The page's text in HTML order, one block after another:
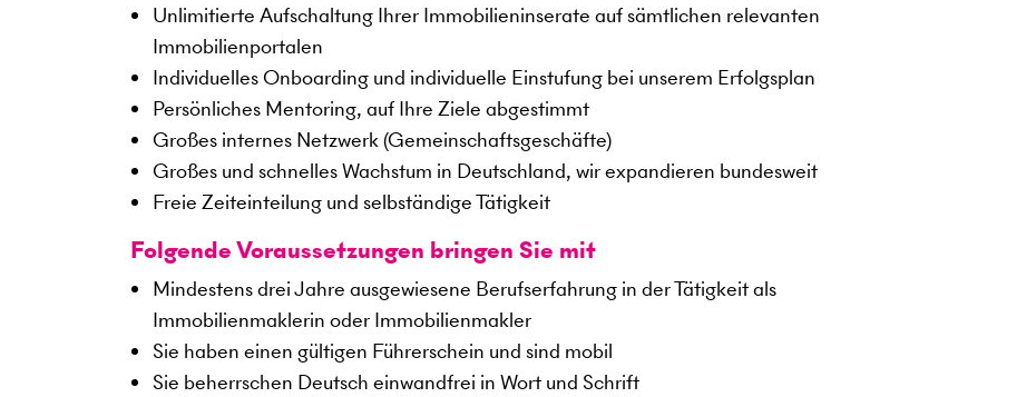
Unlimitierte Aufschaltung Ihrer Immobilieninserate auf sämtlichen relevanten
Immobilienportalen
Individuelles Onboarding und individuelle Einstufung bei unserem Erfolgsplan
Persönliches Mentoring, auf Ihre Ziele abgestimmt
Großes internes Netzwerk (Gemeinschaftsgeschäfte)
Großes und schnelles Wachstum in Deutschland, wir expandieren bundesweit
Freie Zeiteinteilung und selbständige Tätigkeit
Folgende Voraussetzungen bringen Sie mit
Mindestens drei Jahre ausgewiesene Berufserfahrung in der Tätigkeit als
Immobilienmaklerin oder Immobilienmakler
Sie haben einen gültigen Führerschein und sind mobil
Sie beherrschen Deutsch einwandfrei in Wort und Schrift